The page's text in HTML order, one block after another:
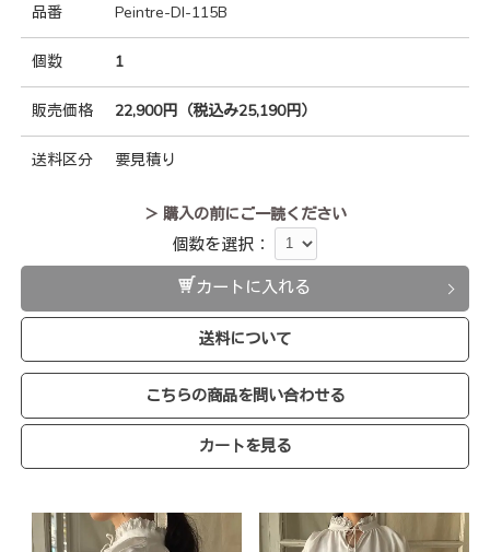
品番 Peintre-DI-115B
個数 1
販売価格 22,900円（税込み25,190円）
送料区分 要見積り
＞ 購入の前にご一読ください
個数を選択：
カートに入れる
送料について
こちらの商品を問い合わせる
カートを見る